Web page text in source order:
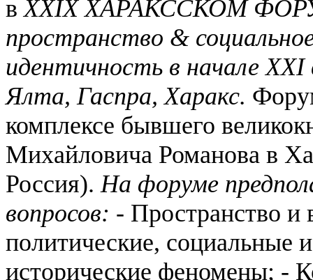
в XXIX XАРАКССКОМ
пространство &
идентичность в начале XXI
Ялта, Гаспра, Харакс.
комплексе бывшего
Михайловича Романова в
Россия). На форуме
вопросов: - Пространство и
политические, социальные и
исторические феномены; -